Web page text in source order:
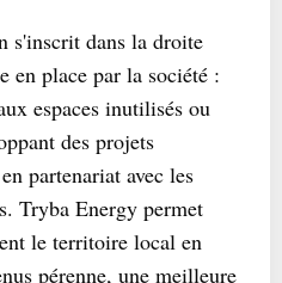
s'inscrit dans la droite
en place par la société :
espaces inutilisés ou
des projets
partenariat avec les
Tryba Energy permet
le territoire local en
pérenne, une meilleure